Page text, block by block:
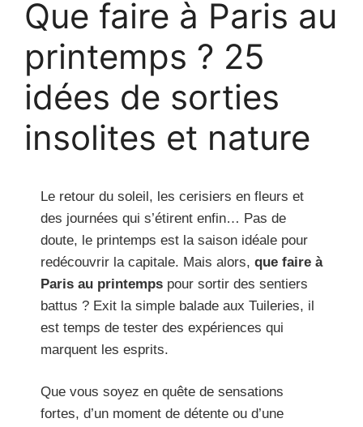
Que faire à Paris au
printemps ? 25
idées de sorties
insolites et nature
Le retour du soleil, les cerisiers en fleurs et
des journées qui s’étirent enfin… Pas de
doute, le printemps est la saison idéale pour
redécouvrir la capitale. Mais alors, que faire à
Paris au printemps pour sortir des sentiers
battus ? Exit la simple balade aux Tuileries, il
est temps de tester des expériences qui
marquent les esprits.
Que vous soyez en quête de sensations
fortes, d’un moment de détente ou d’une